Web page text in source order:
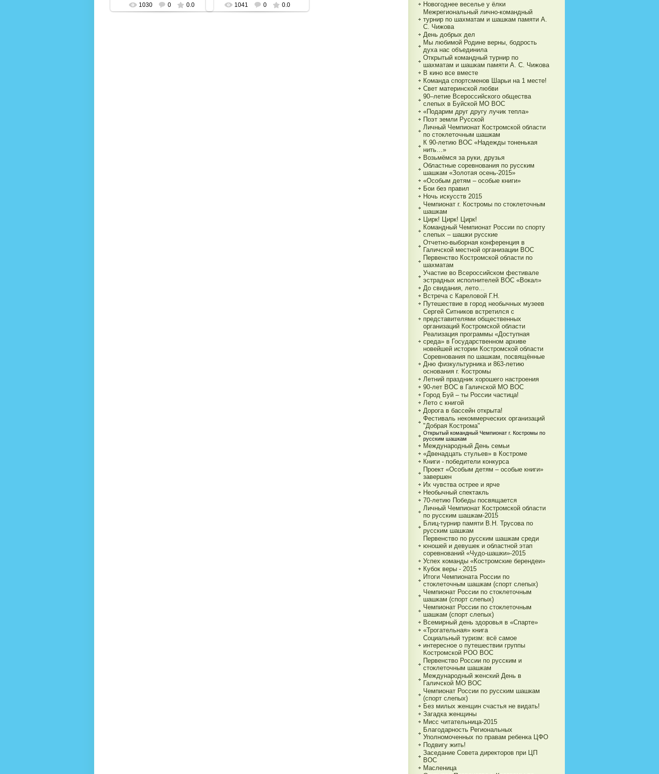
1030 0 0.0 1041 0 0.0
Новогоднее веселье у ёлки
Межрегиональный лично-командный
турнир по шахматам и шашкам памяти А.
С. Чижова
День добрых дел
Мы любимой Родине верны, бодрость
духа нас объединила
Открытый командный турнир по
шахматам и шашкам памяти А. С. Чижова
В кино все вместе
Команда спортсменов Шарьи на 1 месте!
Свет материнской любви
90–летие Всероссийского общества
слепых в Буйской МО ВОС
«Подарим друг другу лучик тепла»
Поэт земли Русской
Личный Чемпионат Костромской области
по стоклеточным шашкам
К 90-летию ВОС «Надежды тоненькая
нить…»
Возьмёмся за руки, друзья
Областные соревнования по русским
шашкам «Золотая осень-2015»
«Особым детям – особые книги»
Бои без правил
Ночь искусств 2015
Чемпионат г. Костромы по стоклеточным
шашкам
Цирк! Цирк! Цирк!
Командный Чемпионат России по спорту
слепых – шашки русские
Отчетно-выборная конференция в
Галичской местной организации ВОС
Первенство Костромской области по
шахматам
Участие во Всероссийском фестивале
эстрадных исполнителей ВОС «Вокал»
До свидания, лето…
Встреча с Кареловой Г.Н.
Путешествие в город необычных музеев
Сергей Ситников встретился с
представителями общественных
организаций Костромской области
Реализация программы «Доступная
среда» в Государственном архиве
новейшей истории Костромской области
Соревнования по шашкам, посвящённые
Дню физкультурника и 863-летию
основания г. Костромы
Летний праздник хорошего настроения
90-лет ВОС в Галичской МО ВОС
Город Буй – ты России частица!
Лето с книгой
Дорога в бассейн открыта!
Фестиваль некоммерческих организаций
"Добрая Кострома"
Открытый командный Чемпионат г. Костромы по
русским шашкам
Международный День семьи
«Двенадцать стульев» в Костроме
Книги - победители конкурса
Проект «Особым детям – особые книги»
завершен
Их чувства острее и ярче
Необычный спектакль
70-летию Победы посвящается
Личный Чемпионат Костромской области
по русским шашкам-2015
Блиц-турнир памяти В.Н. Трусова по
русским шашкам
Первенство по русским шашкам среди
юношей и девушек и областной этап
соревнований «Чудо-шашки»-2015
Успех команды «Костромские берендеи»
Кубок веры - 2015
Итоги Чемпионата России по
стоклеточным шашкам (спорт слепых)
Чемпионат России по стоклеточным
шашкам (спорт слепых)
Чемпионат России по стоклеточным
шашкам (спорт слепых)
Всемирный день здоровья в «Спарте»
«Трогательная» книга
Социальный туризм: всё самое
интересное о путешествии группы
Костромской РОО ВОС
Первенство России по русским и
стоклеточным шашкам
Международный женский День в
Галичской МО ВОС
Чемпионат России по русским шашкам
(спорт слепых)
Без милых женщин счастья не видать!
Загадка женщины
Мисс читательница-2015
Благодарность Региональных
Уполномоченных по правам ребенка ЦФО
Подвигу жить!
Заседание Совета директоров при ЦП
ВОС
Масленица